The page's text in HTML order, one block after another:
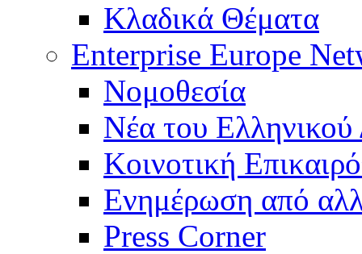
Κλαδικά Θέματα
Enterprise Europe
Νομοθεσία
Νέα του Ελληνικού
Κοινοτική
Ενημέρωση από
Press Corner